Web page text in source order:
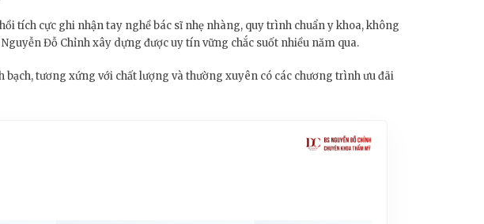
tích cực ghi nhận tay nghề bác sĩ nhẹ nhàng, quy trình chuẩn y khoa, không
Đỗ Chỉnh xây dựng được uy tín vững chắc suốt nhiều năm qua.
tương xứng với chất lượng và thường xuyên có các chương trình ưu đãi